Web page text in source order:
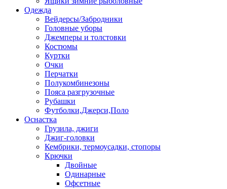
Одежда
Вейдерсы/Забродники
Головные уборы
Джемперы и толстовки
Костюмы
Куртки
Очки
Перчатки
Полукомбинезоны
Пояса разгрузочные
Рубашки
Футболки,Джерси,Поло
Оснастка
Грузила, джиги
Джиг-головки
Кембрики, термоусадки, стопоры
Крючки
Двойные
Одинарные
Офсетные